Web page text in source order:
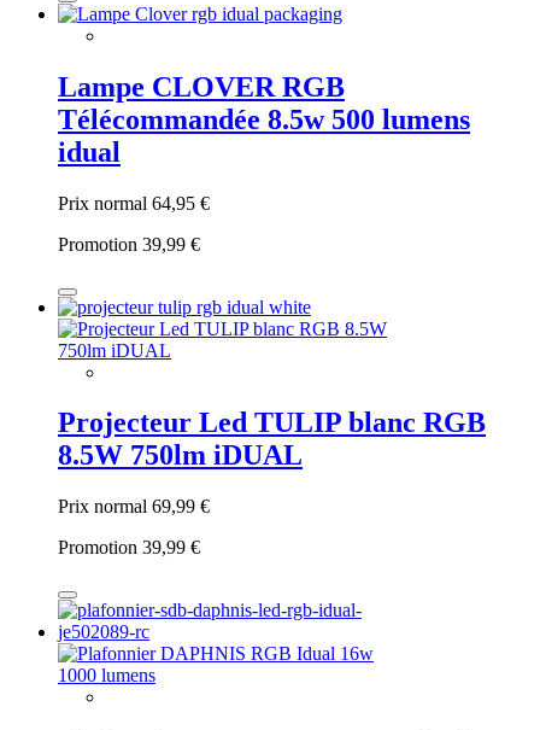
Lampe CLOVER RGB
Télécommandée 8.5w 500 lumens
idual
Prix normal 64,95 €
Promotion 39,99 €
Projecteur Led TULIP blanc RGB
8.5W 750lm iDUAL
Prix normal 69,99 €
Promotion 39,99 €